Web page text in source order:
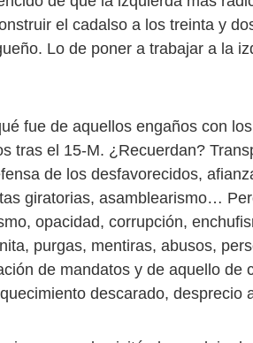
el cadalso a los treinta y
Lo de poner a trabajar a la
fue de aquellos engaños con
tras el 15-M. ¿Recuerdan?
de los desfavorecidos,
giratorias, asamblearismo…
opacidad, corrupción,
purgas, mentiras, abusos,
de mandatos y de aquello de
descarado, desprecio